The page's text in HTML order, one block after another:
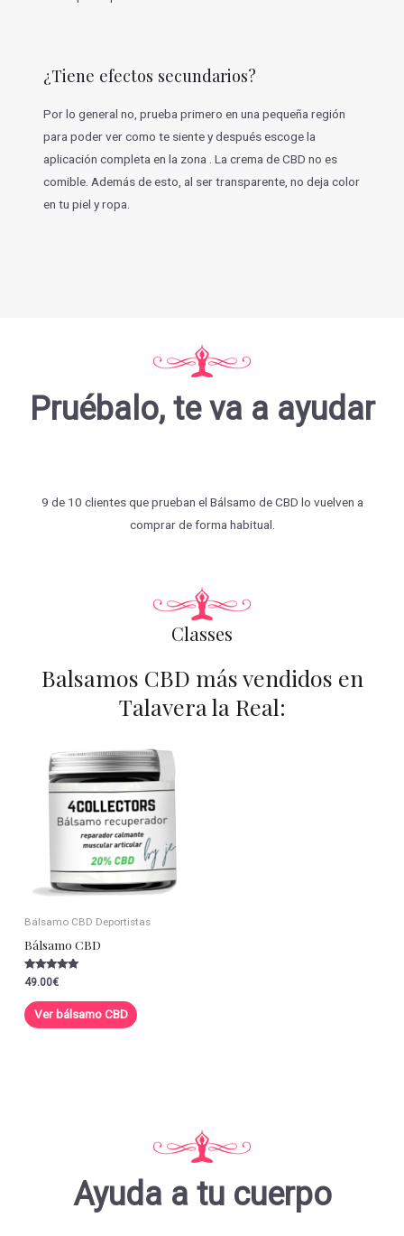
¿Tiene efectos secundarios?
Por lo general no, prueba primero en una pequeña región
para poder ver como te siente y después escoge la
aplicación completa en la zona . La crema de CBD no es
comible. Además de esto, al ser transparente, no deja color
en tu piel y ropa.
Pruébalo, te va a ayudar
9 de 10 clientes que prueban el Bálsamo de CBD lo vuelven a
comprar de forma habitual.
Classes
Balsamos CBD más vendidos en
Talavera la Real:
Bálsamo CBD Deportistas
Bálsamo CBD
Valorado con
5.00
de 5
49.00€
Ver bálsamo CBD
Ayuda a tu cuerpo